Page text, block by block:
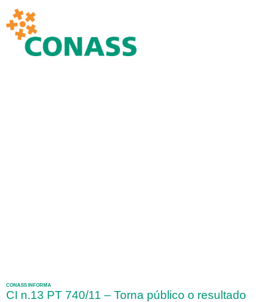
CONASS INFORMA
CI n.13 PT 740/11 – Torna público o resultado